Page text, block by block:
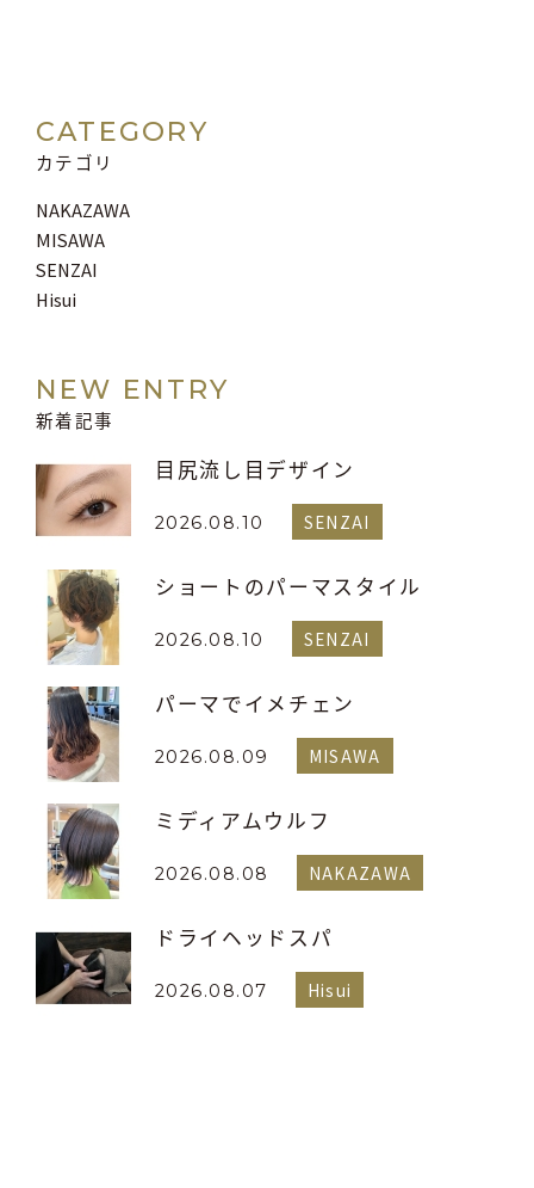
CATEGORY
カテゴリ
NAKAZAWA
MISAWA
SENZAI
Hisui
NEW ENTRY
新着記事
目尻流し目デザイン
2026.08.10 SENZAI
ショートのパーマスタイル
2026.08.10 SENZAI
パーマでイメチェン
2026.08.09 MISAWA
ミディアムウルフ
2026.08.08 NAKAZAWA
ドライヘッドスパ
2026.08.07 Hisui